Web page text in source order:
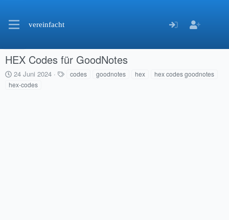
vereinfacht
HEX Codes für GoodNotes
C
r
24 Juni 2024
Scodes goodnotes hex
hex codes goodnotes
hex-codes